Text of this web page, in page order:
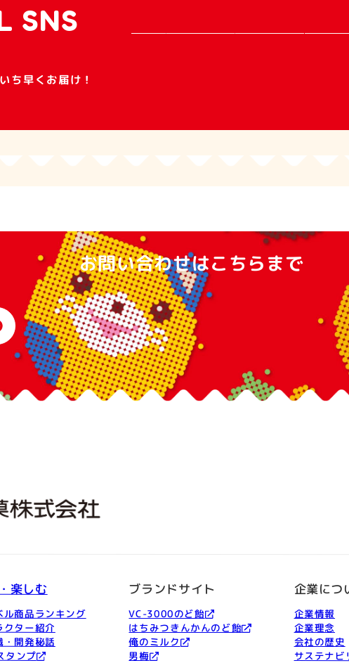
SNS
ち早くお届け！
お問い合わせはこちらまで
楽しむ
ル商品ランキング
クター紹介
・開発秘話
タンプ
ブランドサイト
VC-3000のど飴
はちみつきんかんのど飴
俺のミルク
男梅
企業につ
企業情報
企業理念
会社の歴史
サステナビ